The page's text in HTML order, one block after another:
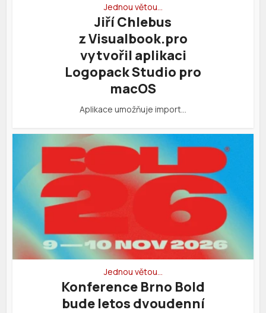
Jednou větou…
Jiří Chlebus
z Visualbook.pro
vytvořil aplikaci
Logopack Studio pro
macOS
Aplikace umožňuje import…
Jednou větou…
Konference Brno Bold
bude letos dvoudenní